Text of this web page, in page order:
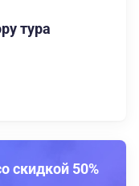
тура
скидкой 50%